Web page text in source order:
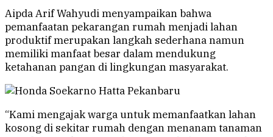
Aipda Arif Wahyudi menyampaikan bahwa
pemanfaatan pekarangan rumah menjadi lahan
produktif merupakan langkah sederhana namun
memiliki manfaat besar dalam mendukung
ketahanan pangan di lingkungan masyarakat.
“Kami mengajak warga untuk memanfaatkan lahan
kosong di sekitar rumah dengan menanam tanaman